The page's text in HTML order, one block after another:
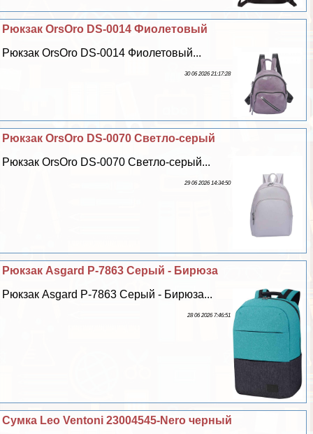
Рюкзак OrsOro DS-0014 Фиолетовый
Рюкзак OrsOro DS-0014 Фиолетовый...
30 06 2026 21:17:28
Рюкзак OrsOro DS-0070 Светло-серый
Рюкзак OrsOro DS-0070 Светло-серый...
29 06 2026 14:34:50
Рюкзак Asgard Р-7863 Серый - Бирюза
Рюкзак Asgard Р-7863 Серый - Бирюза...
28 06 2026 7:46:51
Сумка Leo Ventoni 23004545-Nero черный